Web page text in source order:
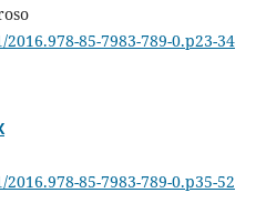
85-7983-789-0.p23-34
85-7983-789-0.p35-52